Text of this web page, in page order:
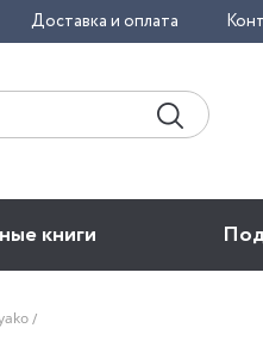
Доставка и оплата
книги